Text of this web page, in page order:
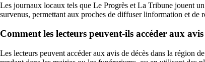
Les journaux locaux tels que Le Progrès et La Tribune jouent
survenus, permettant aux proches de diffuser linformation et de
Comment les lecteurs peuvent-ils accéder aux
Les lecteurs peuvent accéder aux avis de décès dans la région